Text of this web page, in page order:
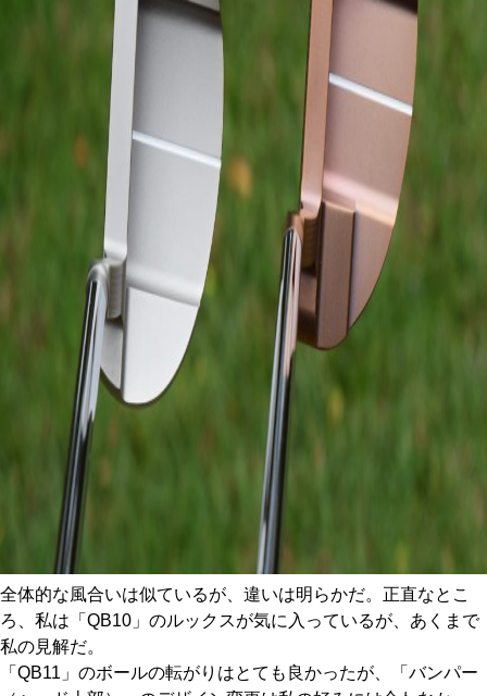
全体的な風合いは似ているが、違いは明らかだ。正直なとこ
ろ、私は「QB10」のルックスが気に入っているが、あくまで
私の見解だ。
「QB11」のボールの転がりはとても良かったが、「バンパー